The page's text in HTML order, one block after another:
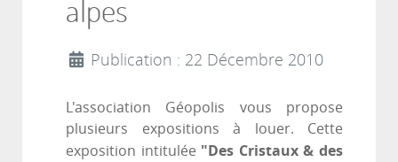
alpes
Publication : 22 Décembre 2010
L'association Géopolis vous propose
plusieurs expositions à louer. Cette
exposition intitulée "Des Cristaux & des